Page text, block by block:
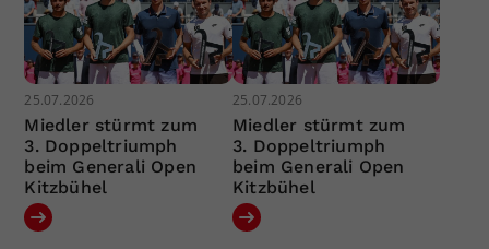
25.07.2026
Miedler stürmt zum
3. Doppeltriumph
beim Generali Open
Kitzbühel
25.07.2026
Miedler stürmt zum
3. Doppeltriumph
beim Generali Open
Kitzbühel